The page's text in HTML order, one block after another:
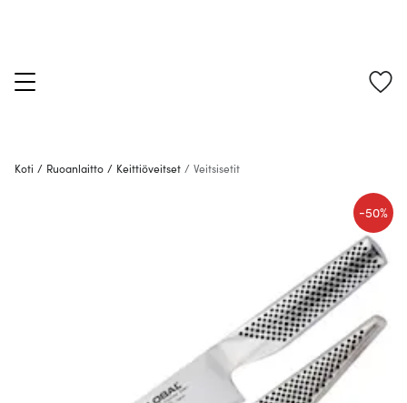
Koti / Ruoanlaitto / Keittiöveitset / Veitsisetit
-50%